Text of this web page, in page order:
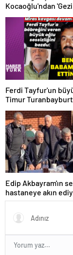
Kocaoğlu'ndan 'Gezi
ifadesi – Magazin
Ferdi Tayfur'un
Timur
Edip Akbayram'ın
hastaneye akın
Magazin habetrleri